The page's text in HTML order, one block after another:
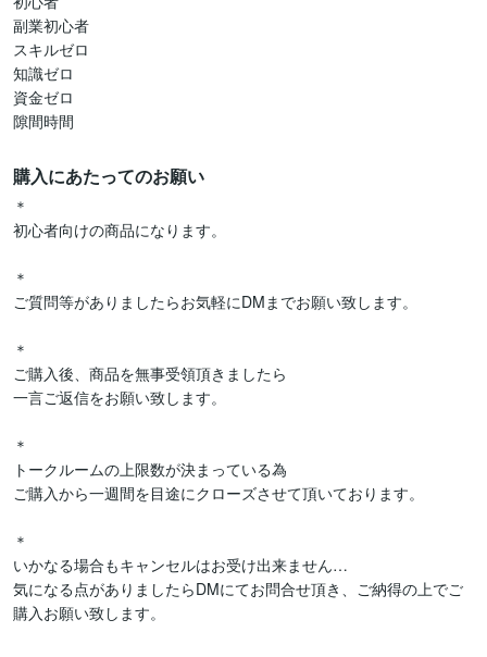
副業初心者
スキルゼロ
知識ゼロ
資金ゼロ
隙間時間
購入にあたってのお願い
＊
初心者向けの商品になります。
＊
ご質問等がありましたらお気軽にDMまでお願い致します。
＊
ご購入後、商品を無事受領頂きましたら
一言ご返信をお願い致します。
＊
トークルームの上限数が決まっている為
ご購入から一週間を目途にクローズさせて頂いております。
＊
いかなる場合もキャンセルはお受け出来ません…
気になる点がありましたらDMにてお問合せ頂き、ご納得の上でご
購入お願い致します。